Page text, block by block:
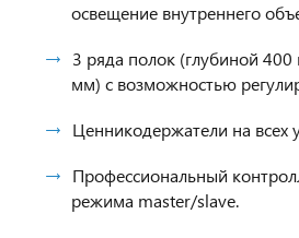
освещение внутреннего
3 ряда полок (глубиной
мм) с возможностью
Ценникодержатели на всех
Профессиональный
режима master/slave.